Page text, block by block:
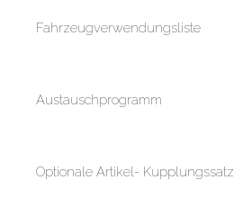
Fahrzeugverwendungsliste
Austauschprogramm
Optionale Artikel- Kupplungssatz